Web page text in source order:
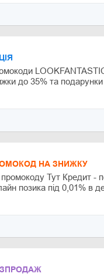
до 35% та подарунки
НА ЗНИЖКУ
Тут Кредит -
позика під 0,01% в